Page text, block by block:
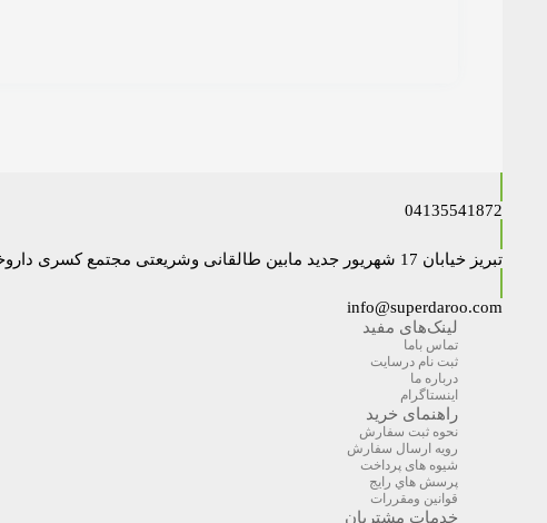
04135541872
تبریز خیابان 17 شهریور جدید مابین طالقانی وشریعتی مجتمع کسری داروخانه دکتر نایبی
info@superdaroo.com
لینک‌های مفید
تماس باما
ثبت نام درسایت
درباره ما
اینستاگرام
راهنمای خرید
نحوه ثبت سفارش
رویه ارسال سفارش
شیوه های پرداخت
پرسش هاي رايج
قوانین ومقررات
خدمات مشتریان